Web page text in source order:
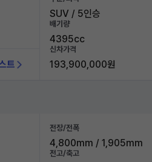
SUV / 5인승
배기량
4395cc
신차가격
193,900,000원
트
전장/전폭
4,800mm / 1,905mm
전고/축고